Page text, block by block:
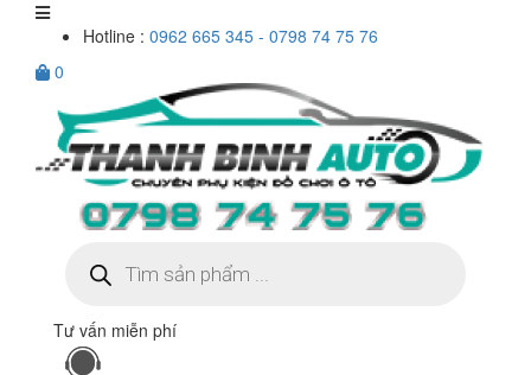
Hotline : 0962 665 345 - 0798 74 75 76
0
kiếm
sản
Tư vấn miễn phí